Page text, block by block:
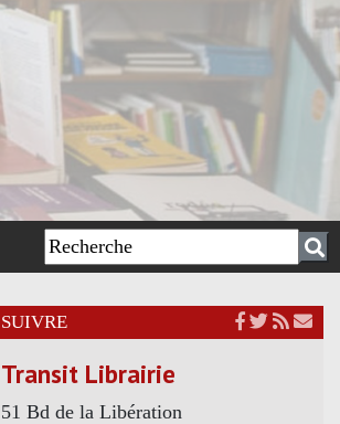
SUIVRE
Transit Librairie
51 Bd de la Libération